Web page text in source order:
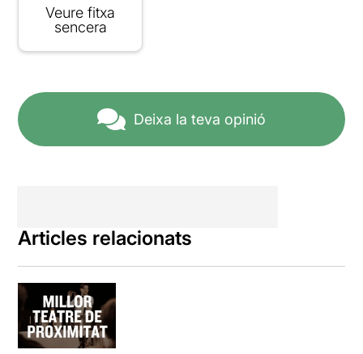
Veure fitxa
sencera
Deixa la teva opinió
Articles relacionats